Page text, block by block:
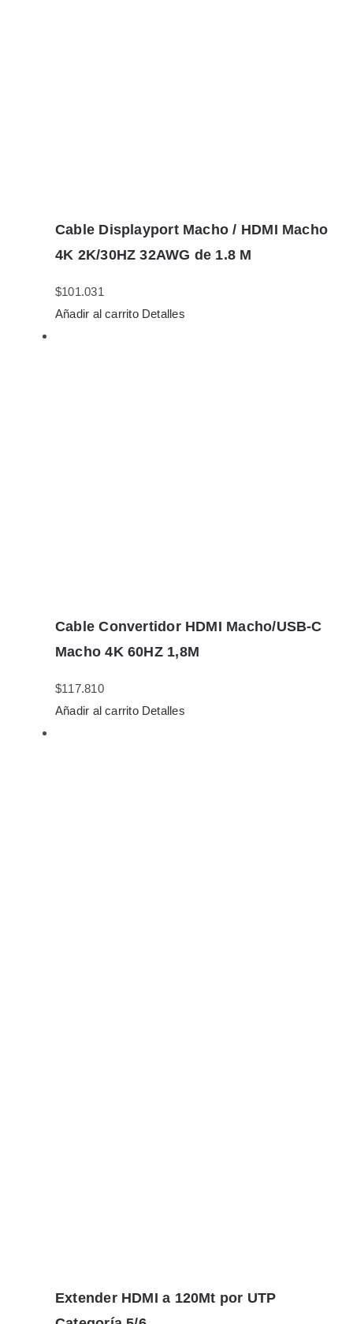
Cable Displayport Macho / HDMI Macho
4K 2K/30HZ 32AWG de 1.8 M
$101.031
Añadir al carrito Detalles
Cable Convertidor HDMI Macho/USB-C
Macho 4K 60HZ 1,8M
$117.810
Añadir al carrito Detalles
Extender HDMI a 120Mt por UTP